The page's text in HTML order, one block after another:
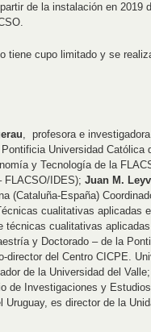
de la instalación en 2019
tiene cupo limitado y se
profesora e
Universidad Católica
y Tecnología de la
FLACSO/IDES); Juan M.
(Cataluña-España)
cualitativas aplicadas
técnicas cualitativas
y Doctorado – de la
director del Centro CICPE.
de la Universidad del
de Investigaciones y
es director de la